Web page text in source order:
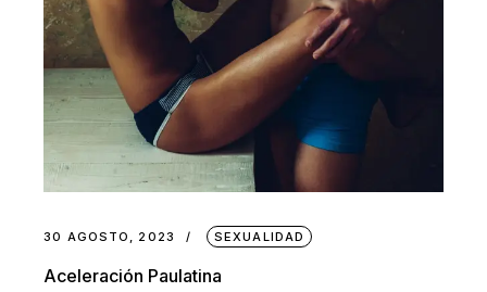
30 AGOSTO, 2023 SEXUALIDAD
Aceleración Paulatina